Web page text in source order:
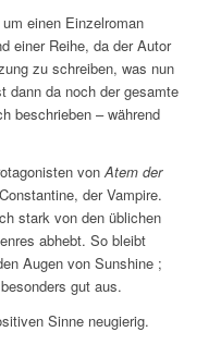
einen Einzelroman
einer Reihe, da der Autor
zu schreiben, was nun
dann da noch der gesamte
beschrieben – während
vonAtem der
der Vampire.
stark von den üblichen
abhebt. So bleibt
Augen von Sunshine ;
gut aus.
Sinne neugierig.